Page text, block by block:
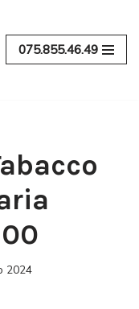
075.855.46.49
2024